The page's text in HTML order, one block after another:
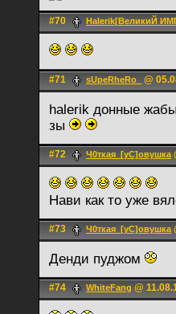
#70 Halerik[ВеликиЙ
#71 sUpeRheRo_ @
halerik донные
зы
#72 Ч0ткая_[уС]овушка
Нави как то уже
#73 Ч0ткая_[уС]овушка
Денди пуджом
#74 WhiteFаng @